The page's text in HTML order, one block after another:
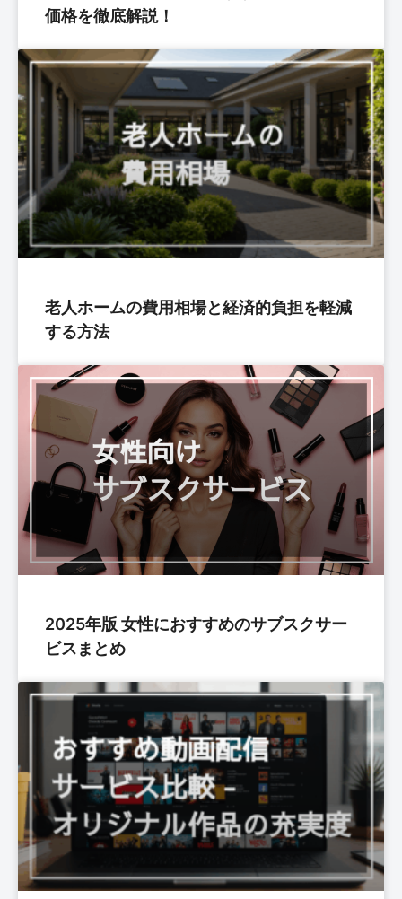
価格を徹底解説！
老人ホームの費用相場と経済的負担を軽減
する方法
2025年版 女性におすすめのサブスクサー
ビスまとめ